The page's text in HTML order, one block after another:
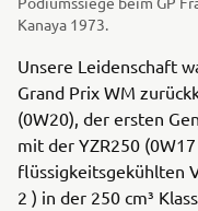
Kanaya 1973.
Unsere Leidenschaft
Grand Prix WM
(0W20), der ersten
mit der YZR250
flüssigkeitsgekühlten
2 ) in der 250 cm³